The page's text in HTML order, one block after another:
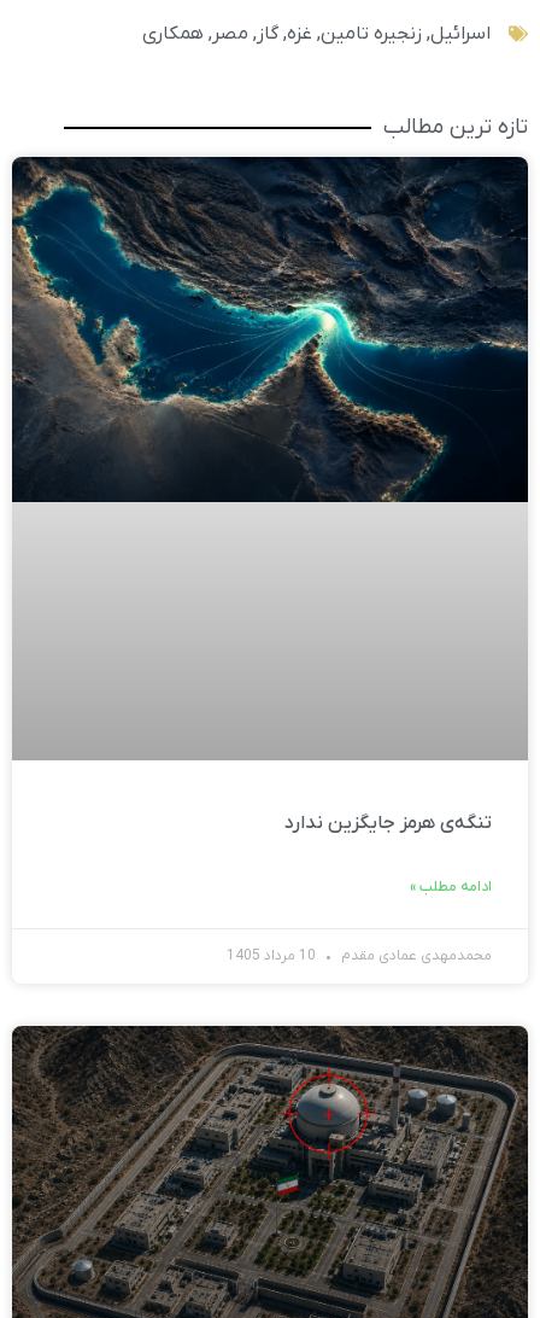
اسرائیل, زنجیره تامین, غزه,گاز , مصر , همکاری
تازه ترین مطالب
تنگه‌ی هرمز جایگزین ندارد
ادامه مطلب »
محمدمهدی عمادی مقدم